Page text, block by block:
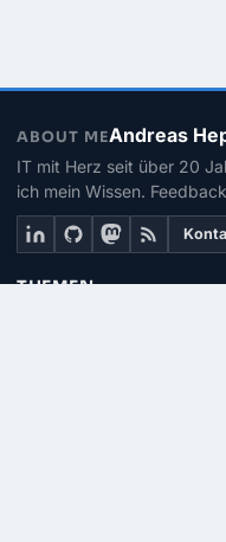
ABOUT MEAndreas
IT mit Herz seit über 20
ich mein Wissen.
THEMEN